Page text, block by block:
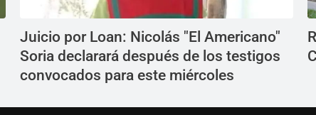
Juicio por Loan: Nicolás "El Americano"
Soria declarará después de los testigos
convocados para este miércoles